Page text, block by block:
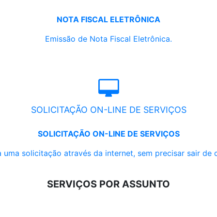
NOTA FISCAL ELETRÔNICA
Emissão de Nota Fiscal Eletrônica.
SOLICITAÇÃO ON-LINE DE SERVIÇOS
SOLICITAÇÃO ON-LINE DE SERVIÇOS
uma solicitação através da internet, sem precisar sair de
SERVIÇOS POR ASSUNTO